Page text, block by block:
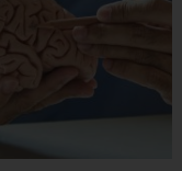
de funcionalidad
de rendimiento